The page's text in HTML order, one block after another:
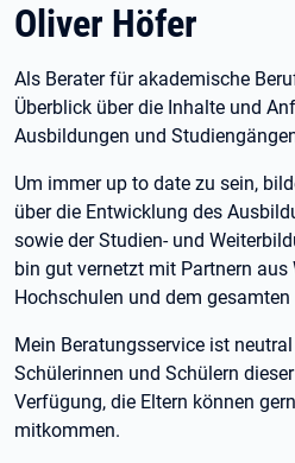
Oliver Höfer
Als Berater für akademische
Überblick über die Inhalte und
Ausbildungen und
Um immer up to date zu sein,
über die Entwicklung des
sowie der Studien- und
bin gut vernetzt mit Partnern aus
Hochschulen und dem
Mein Beratungsservice ist
Schülerinnen und Schülern
Verfügung, die Eltern können
mitkommen.